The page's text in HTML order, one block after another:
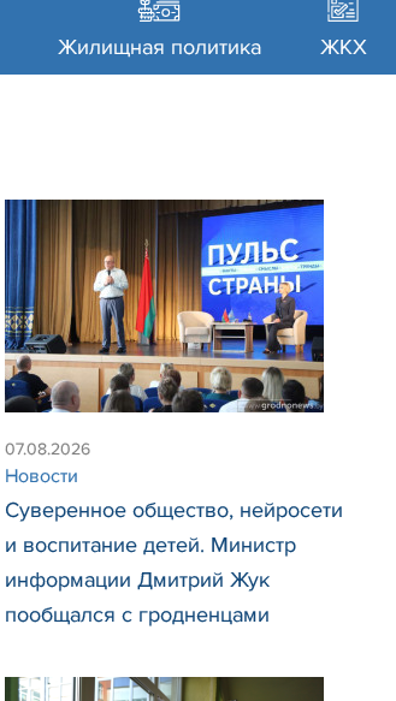
Жилищная политика ЖКХ
07.08.2026
Новости
Суверенное общество, нейросети
и воспитание детей. Министр
информации Дмитрий Жук
пообщался с гродненцами